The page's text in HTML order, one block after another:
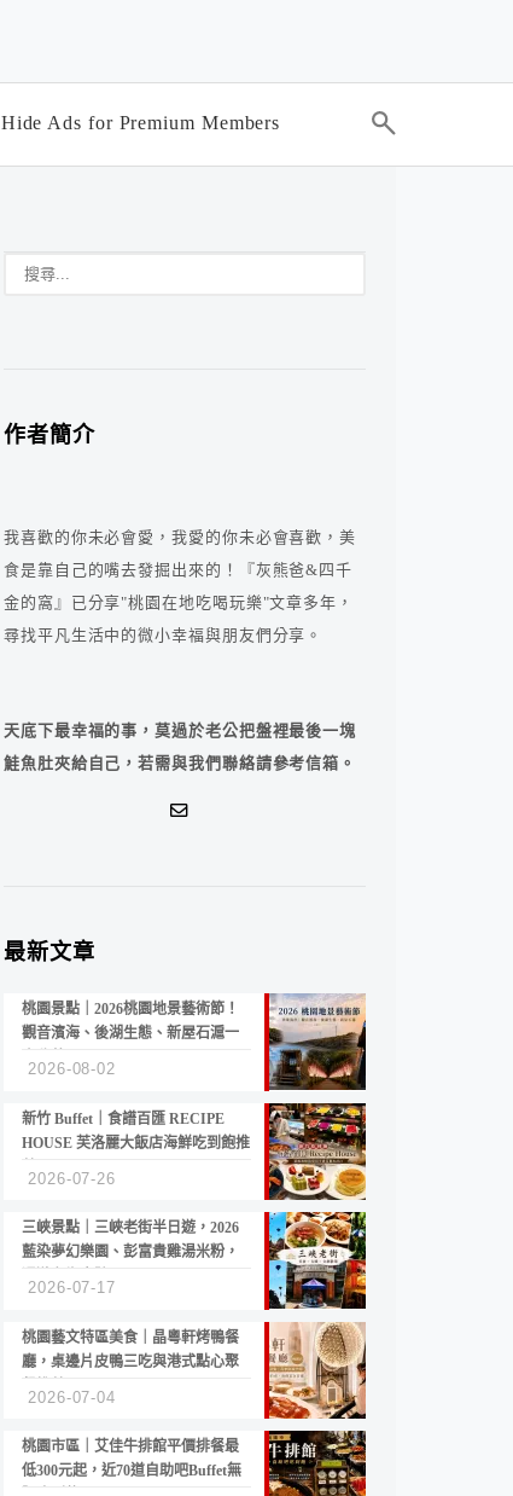
Hide Ads for Premium Members
作者簡介
我喜歡的你未必會愛，我愛的你未必會喜歡，美
食是靠自己的嘴去發掘出來的！『灰熊爸&四千
金的窩』已分享"桃園在地吃喝玩樂"文章多年，
尋找平凡生活中的微小幸福與朋友們分享。
天底下最幸福的事，莫過於老公把盤裡最後一塊
鮭魚肚夾給自己，若需與我們聯絡請參考信箱。
最新文章
桃園景點｜2026桃園地景藝術節！
觀音濱海、後湖生態、新屋石滬一
2026-08-02
新竹 Buffet｜食譜百匯 RECIPE
HOUSE 芙洛麗大飯店海鮮吃到飽推
2026-07-26
三峽景點｜三峽老街半日遊，2026
藍染夢幻樂園、彭富貴雞湯米粉，
2026-07-17
桃園藝文特區美食｜晶粵軒烤鴨餐
廳，桌邊片皮鴨三吃與港式點心聚
2026-07-04
桃園市區｜艾佳牛排館平價排餐最
低300元起，近70道自助吧Buffet無